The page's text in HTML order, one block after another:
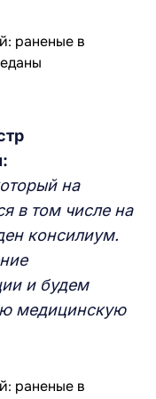
на
в том числе на
консилиум.
и будем
медицинскую